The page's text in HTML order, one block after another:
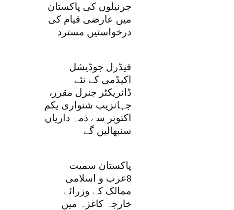
جرنیلوں کی پاکستان
میں عارضی قیام کی
درخواستیں مسترد
فیڈرل جوڈیشل
اکیڈمی کے نئے
ڈائریکٹر جنرل مقرر،
جہانزیب شنواری یکم
اکتوبر سے ذمہ داریاں
سنبھالیں گے
پاکستان سمیت
8عرب و اسلامی
ممالک کے وزرائے
خارجہ کاغزہ میں